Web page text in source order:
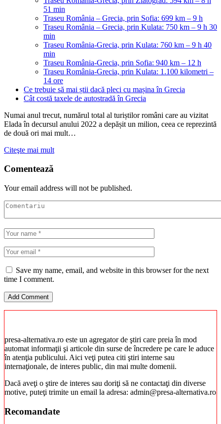
51 min
Traseu România – Grecia, prin Sofia: 699 km – 9 h
Traseu România – Grecia, prin Kulata: 750 km – 9 h 30
min
Traseu România-Grecia, prin Kulata: 760 km – 9 h 40
min
Traseu România-Grecia, prin Sofia: 940 km – 12 h
Traseu România-Grecia, prin Kulata: 1.100 kilometri –
14 ore
Ce trebuie să mai știi dacă pleci cu mașina în Grecia
Cât costă taxele de autostradă în Grecia
Numai anul trecut, numărul total al turiștilor români care au vizitat
Elada în decursul anului 2022 a depășit un milion, ceea ce reprezintă
de două ori mai mult…
Citeşte mai mult
Comentează
Your email address will not be published.
Save my name, email, and website in this browser for the next
time I comment.
presa-alternativa.ro este un agregator de ştiri care preia în mod
automat informaţii şi articole din surse de încredere pe care le aduce
în atenţia publicului. Aici veţi putea citi ştiri interne sau
internaţionale, de interes public, din mai multe domenii.
Dacă aveţi o ştire de interes sau doriţi să ne contactaţi din diverse
motive, puteţi trimite un email la adresa: admin@presa-alternativa.ro
Recomandate